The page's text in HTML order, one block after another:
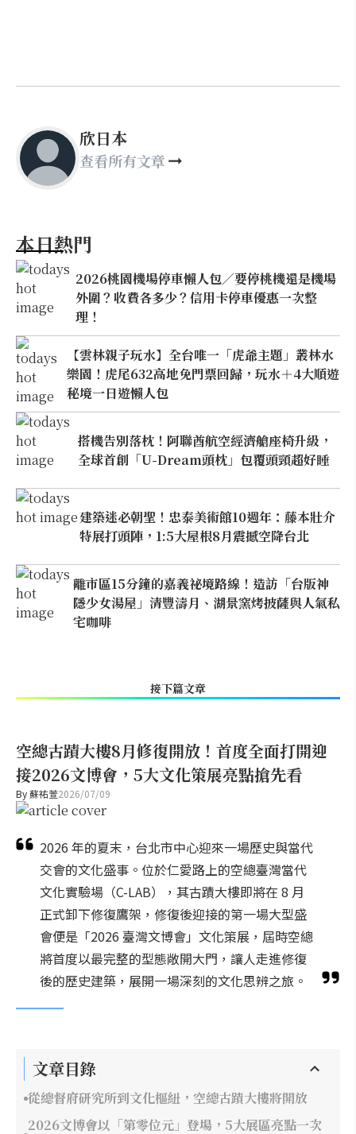
欣日本
查看所有文章
本日熱門
2026桃園機場停車懶人包／要停桃機還是機場
外圍？收費各多少？信用卡停車優惠一次整
理！
【雲林親子玩水】全台唯一「虎爺主題」叢林水
樂園！虎尾632高地免門票回歸，玩水＋4大順遊
秘境一日遊懶人包
搭機告別落枕！阿聯酋航空經濟艙座椅升級，
全球首創「U-Dream頭枕」包覆頭頸超好睡
建築迷必朝聖！忠泰美術館10週年：藤本壯介
特展打頭陣，1:5大屋根8月震撼空降台北
離市區15分鐘的嘉義祕境路線！造訪「台版神
隱少女湯屋」清豐濤月、湖景窯烤披薩與人氣私
宅咖啡
接下篇文章
空總古蹟大樓8月修復開放！首度全面打開迎
接2026文博會，5大文化策展亮點搶先看
By蘇祐萱2026/07/09
2026 年的夏末，台北市中心迎來一場歷史與當代
交會的文化盛事。位於仁愛路上的空總臺灣當代
文化實驗場（C-LAB），其古蹟大樓即將在 8 月
正式卸下修復鷹架，修復後迎接的第一場大型盛
會便是「2026 臺灣文博會」文化策展，屆時空總
將首度以最完整的型態敞開大門，讓人走進修復
後的歷史建築，展開一場深刻的文化思辨之旅。
文章目錄
從總督府研究所到文化樞紐，空總古蹟大樓將開放
2026文博會以「第零位元」登場，5大展區亮點一次